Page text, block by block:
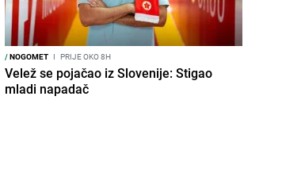
/NOGOMET I PRIJE OKO 8H
Velež se pojačao iz Slovenije: Stigao
mladi napadač